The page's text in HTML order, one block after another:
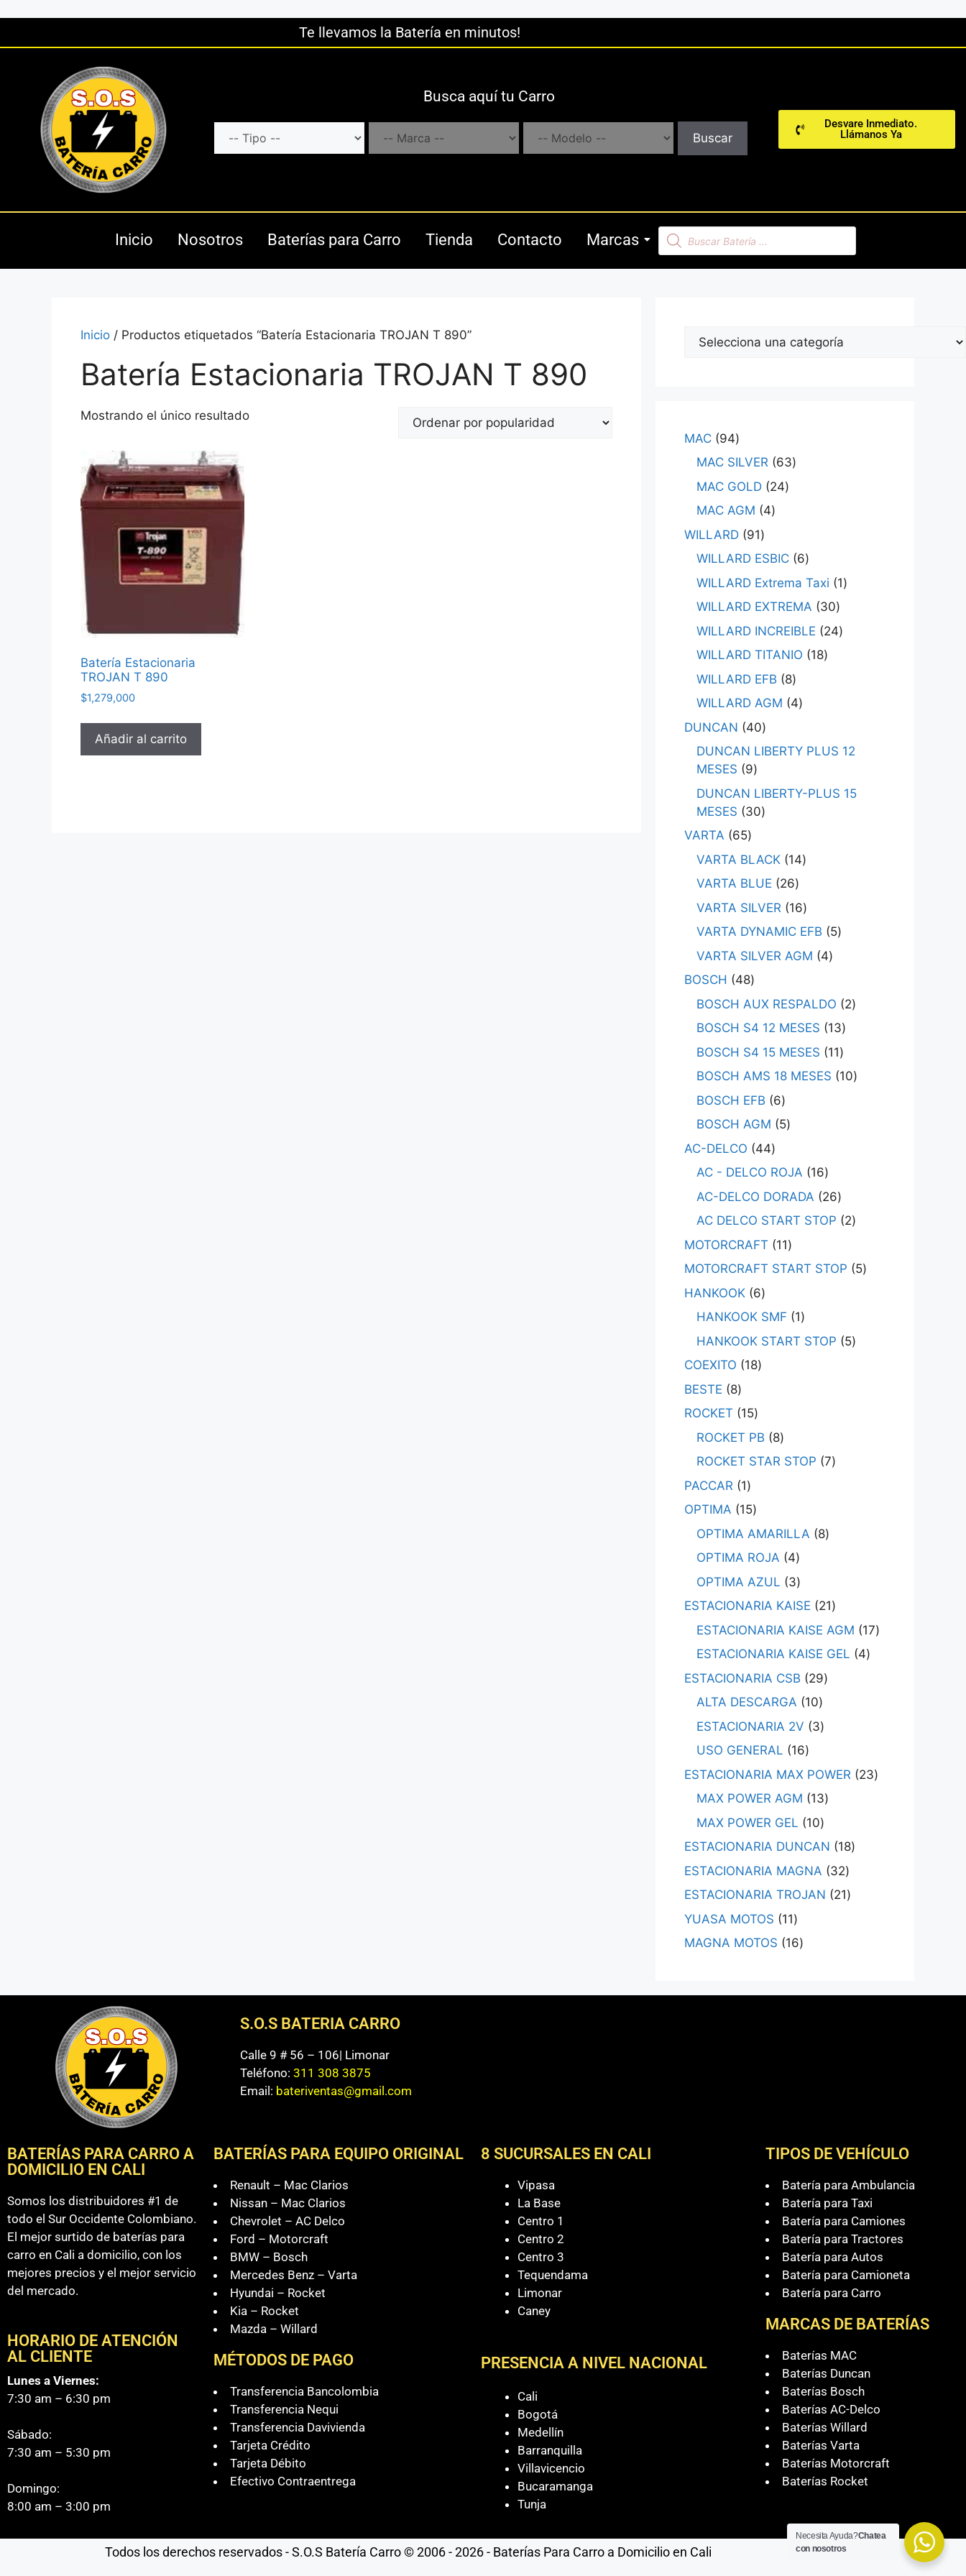
Te llevamos la Batería en minutos!
Busca aquí tu Carro
Buscar
Desvare Inmediato.
Llámanos Ya
Inicio Nosotros Baterías para Carro Tienda Contacto Marcas
Inicio / Productos etiquetados “Batería Estacionaria TROJAN T 890”
Batería Estacionaria TROJAN T 890
Mostrando el único resultado
Batería Estacionaria
TROJAN T 890
$1,279,000
Añadir al carrito
MAC 94
MAC SILVER 63
MAC GOLD 24
MAC AGM
4
WILLARD 91
WILLARD ESBIC 6
WILLARD Extrema Taxi
1
WILLARD EXTREMA
30
WILLARD INCREIBLE
24
WILLARD TITANIO
18
WILLARD EFB
8
WILLARD AGM
4
DUNCAN
40
DUNCAN LIBERTY PLUS 12
MESES
9
DUNCAN LIBERTY-PLUS 15
MESES
30
VARTA
65
VARTA BLACK 14
VARTA BLUE
26
VARTA SILVER
16
VARTA DYNAMIC EFB
5
VARTA SILVER AGM
4
BOSCH
48
BOSCH AUX RESPALDO
2
BOSCH S4 12 MESES
13
BOSCH S4 15 MESES
11
BOSCH AMS 18 MESES
10
BOSCH EFB
6
BOSCH AGM
5
AC-DELCO
44
AC - DELCO ROJA
16
AC-DELCO DORADA
26
AC DELCO START STOP
2
MOTORCRAFT
11
MOTORCRAFT START STOP
5
HANKOOK 6
HANKOOK SMF
1
HANKOOK START STOP
5
COEXITO
18
BESTE
8
ROCKET
15
ROCKET PB
8
ROCKET STAR STOP 7
PACCAR
1
OPTIMA
15
OPTIMA AMARILLA
8
OPTIMA ROJA
4
OPTIMA AZUL
3
ESTACIONARIA KAISE
21
ESTACIONARIA KAISE AGM
17
ESTACIONARIA KAISE GEL
4
ESTACIONARIA CSB
29
ALTA DESCARGA
10
ESTACIONARIA 2V
3
USO GENERAL
16
ESTACIONARIA MAX POWER
23
MAX POWER AGM
13
MAX POWER GEL
10
ESTACIONARIA DUNCAN
18
ESTACIONARIA MAGNA
32
ESTACIONARIA TROJAN
21
YUASA MOTOS
11
MAGNA MOTOS
16
S.O.S BATERIA CARRO
Calle 9 # 56 – 106| Limonar
Teléfono:311 308 3875
Email: bateriventas@gmail.com
BATERÍAS PARA CARRO A
DOMICILIO EN CALI
Somos los distribuidores #1 de
todo el Sur Occidente Colombiano.
El mejor surtido de baterías para
carro en Cali a domicilio, con los
mejores precios y el mejor servicio
del mercado.
HORARIO DE ATENCIÓN
AL CLIENTE
Lunes a Viernes:
7:30 am – 6:30 pm
Sábado:
7:30 am – 5:30 pm
Domingo:
8:00 am – 3:00 pm
BATERÍAS PARA EQUIPO ORIGINAL
Renault – Mac Clarios
Nissan – Mac Clarios
Chevrolet – AC Delco
Ford – Motorcraft
BMW – Bosch
Mercedes Benz – Varta
Hyundai – Rocket
Kia – Rocket
Mazda – Willard
MÉTODOS DE PAGO
Transferencia Bancolombia
Transferencia Nequi
Transferencia Davivienda
Tarjeta Crédito
Tarjeta Débito
Efectivo Contraentrega
8 SUCURSALES EN CALI
Vipasa
La Base
Centro 1
Centro 2
Centro 3
Tequendama
Limonar
Caney
PRESENCIA A NIVEL NACIONAL
Cali
Bogotá
Medellín
Barranquilla
Villavicencio
Bucaramanga
Tunja
TIPOS DE VEHÍCULO
Batería para Ambulancia
Batería para Taxi
Batería para Camiones
Batería para Tractores
Batería para Autos
Batería para Camioneta
Batería para Carro
MARCAS DE BATERÍAS
Baterías MAC
Baterías Duncan
Baterías Bosch
Baterías AC-Delco
Baterías Willard
Baterías Varta
Baterías Motorcraft
Baterías Rocket
Todos los derechos reservados - S.O.S Batería Carro © 2006 - 2026 - Baterías Para Carro a Domicilio en Cali
Necesita Ayuda?Chatea
con nosotros